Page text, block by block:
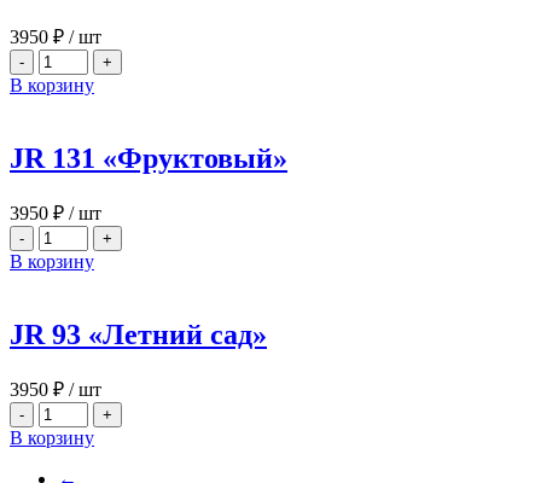
3950 ₽ / шт
- +
В корзину
JR 131 «Фруктовый»
3950 ₽ / шт
- +
В корзину
JR 93 «Летний сад»
3950 ₽ / шт
- +
В корзину
←